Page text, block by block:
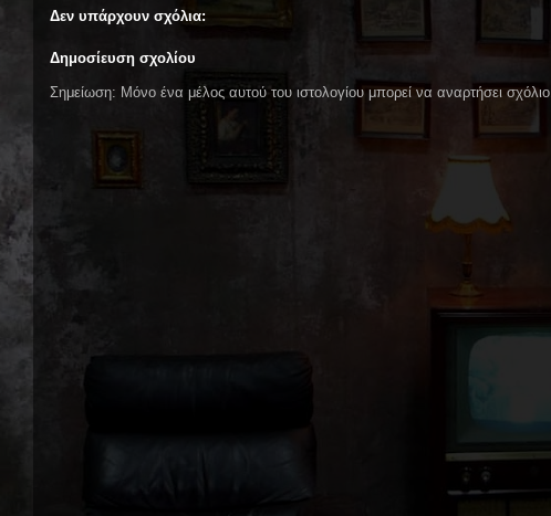
Δεν υπάρχουν σχόλια:
Δημοσίευση σχολίου
Σημείωση: Μόνο ένα μέλος αυτού του ιστολογίου μπορεί να αναρτήσει σχόλιο.